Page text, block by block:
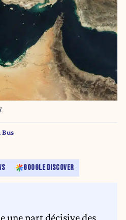
GOOGLE DISCOVER
part décisive des